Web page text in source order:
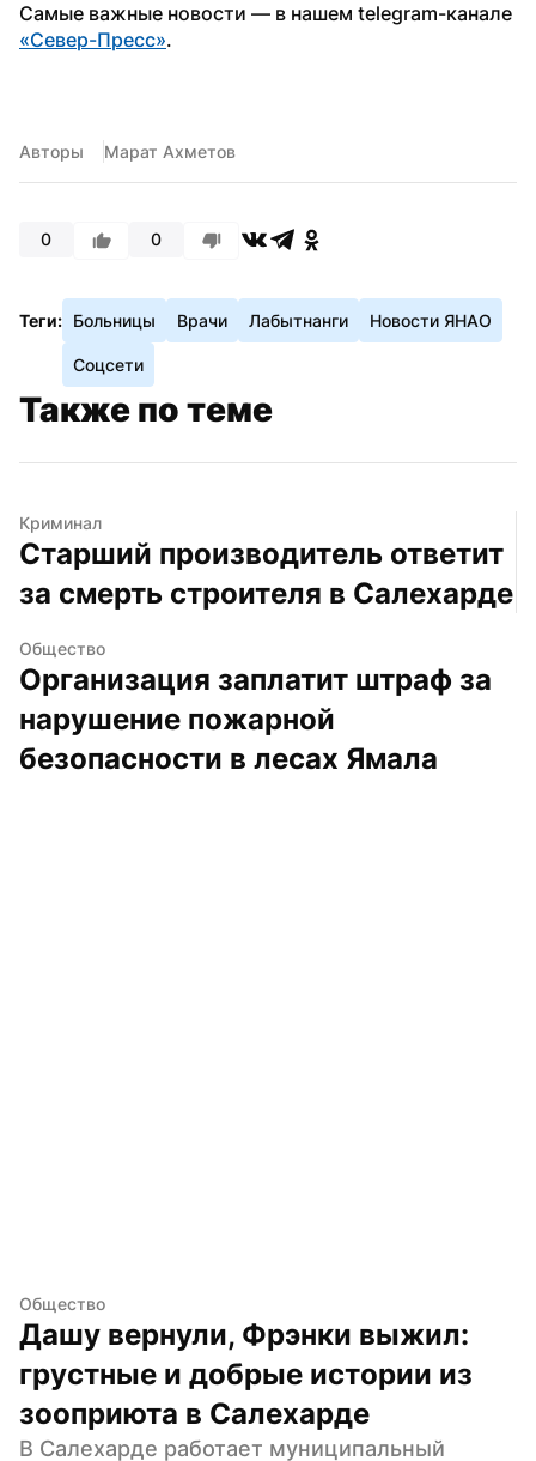
«Cевер-Пресc».
Авторы Марат Ахметов
0 0
Теги: Больницы Врачи Лабытнанги Новости ЯНАО
Соцсети
Также по теме
Криминал
Старший производитель ответит
за смерть строителя в Салехарде
Общество
Организация заплатит штраф за
нарушение пожарной
безопасности в лесах Ямала
Общество
Дашу вернули, Фрэнки выжил:
грустные и добрые истории из
зооприюта в Салехарде
В Салехарде работает муниципальный